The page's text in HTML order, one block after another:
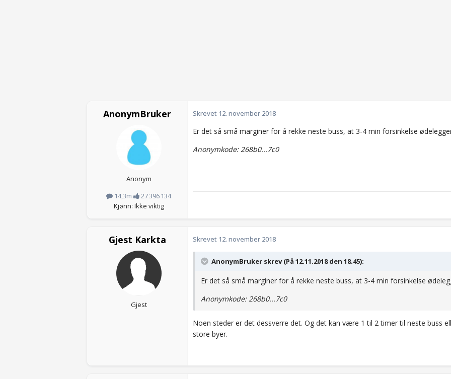
AnonymBruker
Anonym
14,3m
27 396 134
Kjønn: Ikke viktig
Skrevet 12. november 2018
Er det så små marginer for å rekke neste buss, at 3-4 min forsinkelse
Anonymkode: 268b0...7c0
Gjest Karkta
Gjest
Skrevet 12. november 2018
AnonymBruker skrev (På 12.11.2018 den 18.45):
Er det så små marginer for å rekke neste buss, at 3-4 min forsinkelse
Anonymkode: 268b0...7c0
Noen steder er det dessverre det. Og det kan være 1 til 2 timer til neste buss
store byer.